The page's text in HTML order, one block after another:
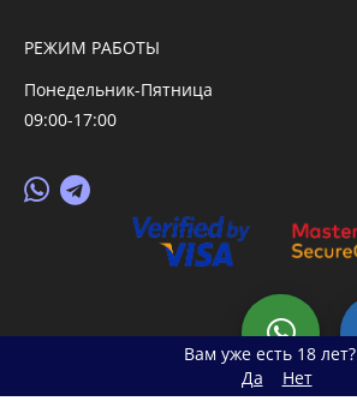
Вам уже есть 18 лет?
Да
Нет
РЕЖИМ РАБОТЫ
Понедельник-Пятница
09:00-17:00
© 2026 primegoods.kz